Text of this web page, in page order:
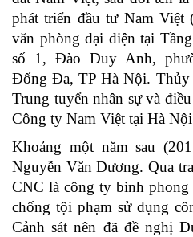
phát triển đầu tư Nam Việt
văn phòng đại diện tại
số 1, Đào Duy Anh,
Đống Đa, TP Hà Nội. Thủy
Trung tuyển nhân sự và
Công ty Nam Việt tại Hà
Khoảng một năm sau
Nguyễn Văn Dương. Qua
CNC là công ty bình phong
chống tội phạm sử dụng
Cảnh sát nên đã đề nghị